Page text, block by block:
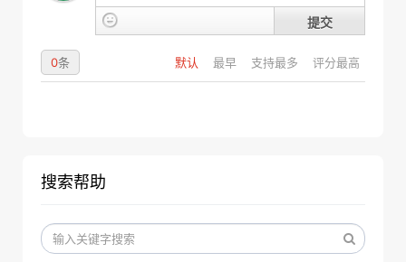
提交
默认 最早 支持最多 评分最高
0条
搜索帮助